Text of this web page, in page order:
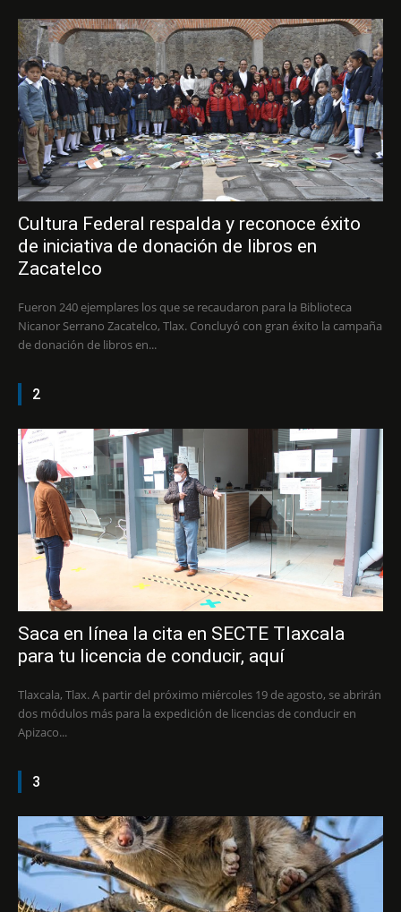
Cultura Federal respalda y reconoce éxito
de iniciativa de donación de libros en
Zacatelco
Fueron 240 ejemplares los que se recaudaron para la Biblioteca
Nicanor Serrano Zacatelco, Tlax. Concluyó con gran éxito la campaña
de donación de libros en...
2
Saca en línea la cita en SECTE Tlaxcala
para tu licencia de conducir, aquí
Tlaxcala, Tlax. A partir del próximo miércoles 19 de agosto, se abrirán
dos módulos más para la expedición de licencias de conducir en
Apizaco...
3